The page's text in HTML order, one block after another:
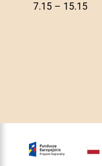
7.15 – 15.15